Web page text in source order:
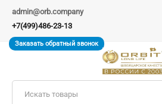
admin@orb.company
+7(499)486-23-13
Заказать обратный звонок